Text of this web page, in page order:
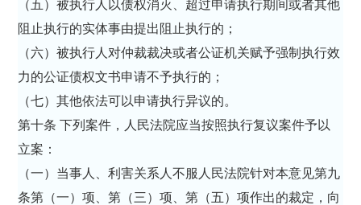
（五）被执行人以债权消灭、超过申请执行期间或者其他
阻止执行的实体事由提出阻止执行的；
（六）被执行人对仲裁裁决或者公证机关赋予强制执行效
力的公证债权文书申请不予执行的；
（七）其他依法可以申请执行异议的。
第十条 下列案件，人民法院应当按照执行复议案件予以
立案：
（一）当事人、利害关系人不服人民法院针对本意见第九
条第（一）项、第（三）项、第（五）项作出的裁定，向